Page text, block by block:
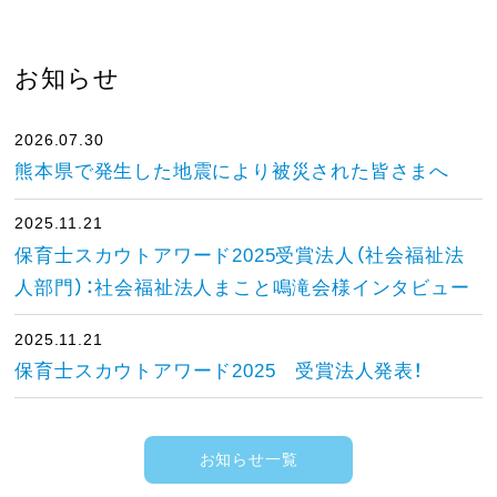
お知らせ
2026.07.30
熊本県で発生した地震により被災された皆さまへ
2025.11.21
保育士スカウトアワード2025受賞法人（社会福祉法
人部門）：社会福祉法人まこと鳴滝会様インタビュー
2025.11.21
保育士スカウトアワード2025 受賞法人発表！
お知らせ一覧